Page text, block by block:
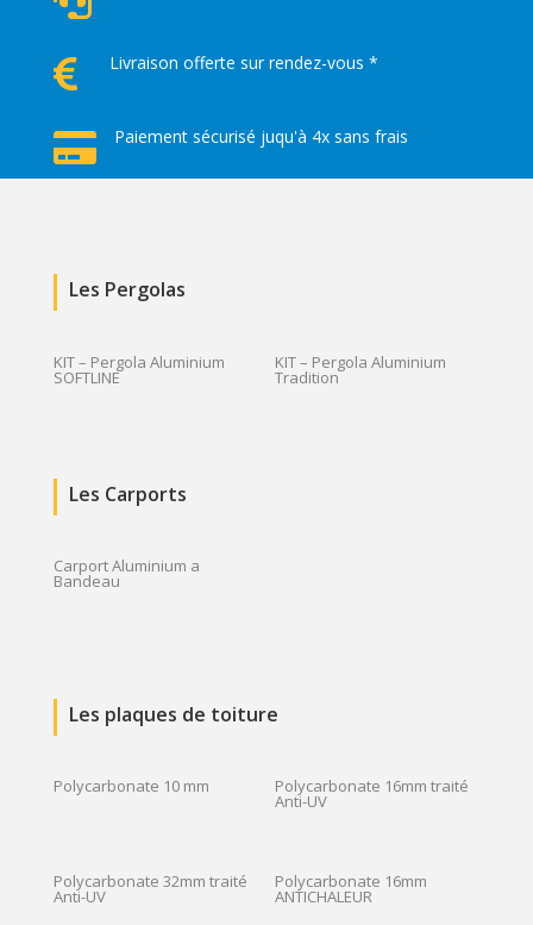
 Livraison offerte sur rendez-vous *
 Paiement sécurisé juqu'à 4x sans frais
Les Pergolas
KIT – Pergola Aluminium
SOFTLINE
KIT – Pergola Aluminium
Tradition
Les Carports
Carport Aluminium a
Bandeau
Les plaques de toiture
Polycarbonate 10 mm Polycarbonate 16mm traité
Anti-UV
Polycarbonate 32mm traité
Anti-UV
Polycarbonate 16mm
ANTICHALEUR